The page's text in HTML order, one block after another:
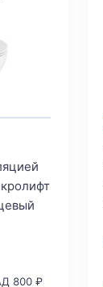
800 ₽